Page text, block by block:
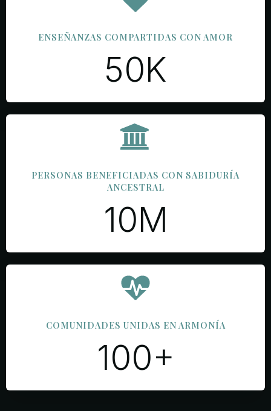
ENSEÑANZAS COMPARTIDAS CON AMOR
50K
PERSONAS BENEFICIADAS CON SABIDURÍA
ANCESTRAL
10M
COMUNIDADES UNIDAS EN ARMONÍA
100+